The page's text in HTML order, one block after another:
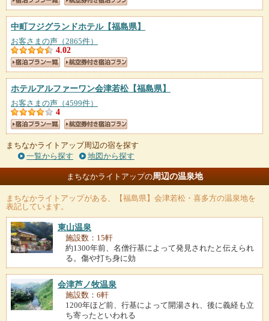
中町フジグランドホテル【福島県】
お客さまの声（2865件）
4.02
ホテルアルファーワン会津若松【福島県】
お客さまの声（4599件）
4
まちなかライトアップ周辺の宿を探す
一覧から探す
地図から探す
まちなかライトアップの周辺の温泉地
まちなかライトアップがある、【福島県】会津若松・喜多方の温泉地を
表記しています。
東山温泉
施設数：15軒
約1300年前、名僧行基によって発見されたと伝えられ
る。傷や打ち身に効
会津芦ノ牧温泉
施設数：6軒
1200年ほど前、行基によって開湯され、後に義経も立
ち寄ったといわれる